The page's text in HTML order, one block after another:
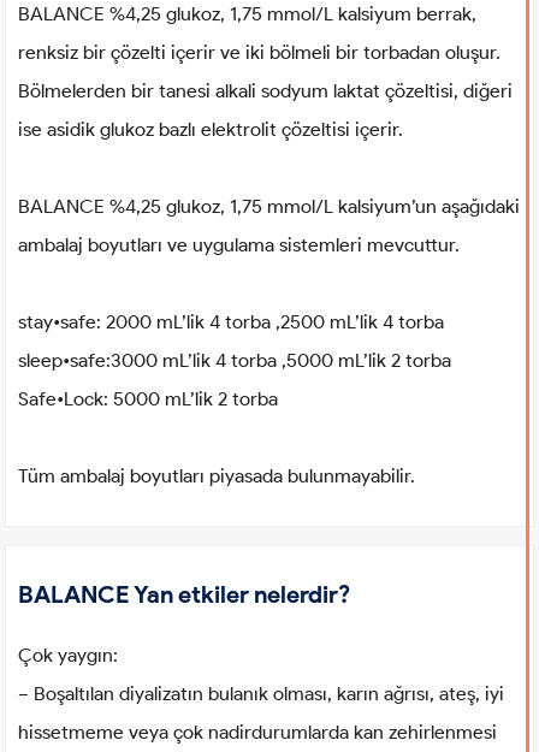
BALANCE %4,25 glukoz, 1,75 mmol/L kalsiyum berrak,
renksiz bir çözelti içerir ve iki bölmeli bir torbadan oluşur.
Bölmelerden bir tanesi alkali sodyum laktat çözeltisi, diğeri
ise asidik glukoz bazlı elektrolit çözeltisi içerir.
BALANCE %4,25 glukoz, 1,75 mmol/L kalsiyum’un aşağıdaki
ambalaj boyutları ve uygulama sistemleri mevcuttur.
stay•safe: 2000 mL’lik 4 torba ,2500 mL’lik 4 torba
sleep•safe:3000 mL’lik 4 torba ,5000 mL’lik 2 torba
Safe•Lock: 5000 mL’lik 2 torba
Tüm ambalaj boyutları piyasada bulunmayabilir.
BALANCE Yan etkiler nelerdir?
Çok yaygın:
− Boşaltılan diyalizatın bulanık olması, karın ağrısı, ateş, iyi
hissetmeme veya çok nadirdurumlarda kan zehirlenmesi